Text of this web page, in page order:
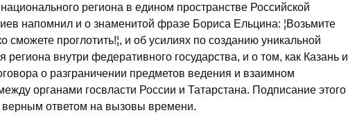
региона в едином пространстве Российской
напомнил и о знаменитой фразе Бориса Ельцина: ¦Возьмите
сможете проглотить!¦, и об усилиях по созданию уникальной
региона внутри федеративного государства, и о том, как Казань и
о разграничении предметов ведения и взаимном
органами госвласти России и Татарстана. Подписание этого
верным ответом на вызовы времени.